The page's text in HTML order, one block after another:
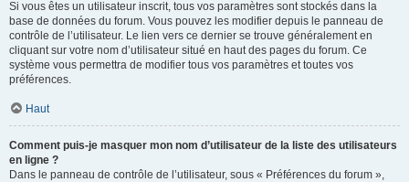
Si vous êtes un utilisateur inscrit, tous vos paramètres sont stockés dans la
base de données du forum. Vous pouvez les modifier depuis le panneau de
contrôle de l’utilisateur. Le lien vers ce dernier se trouve généralement en
cliquant sur votre nom d’utilisateur situé en haut des pages du forum. Ce
système vous permettra de modifier tous vos paramètres et toutes vos
préférences.
Haut
Comment puis-je masquer mon nom d’utilisateur de la liste des utilisateurs
en ligne ?
Dans le panneau de contrôle de l’utilisateur, sous « Préférences du forum »,